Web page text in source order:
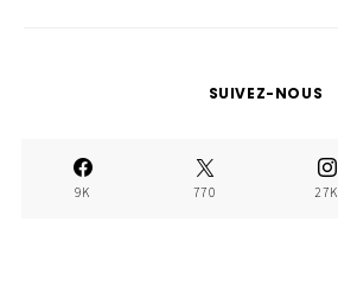
SUIVEZ-NOUS
9K 770 27K